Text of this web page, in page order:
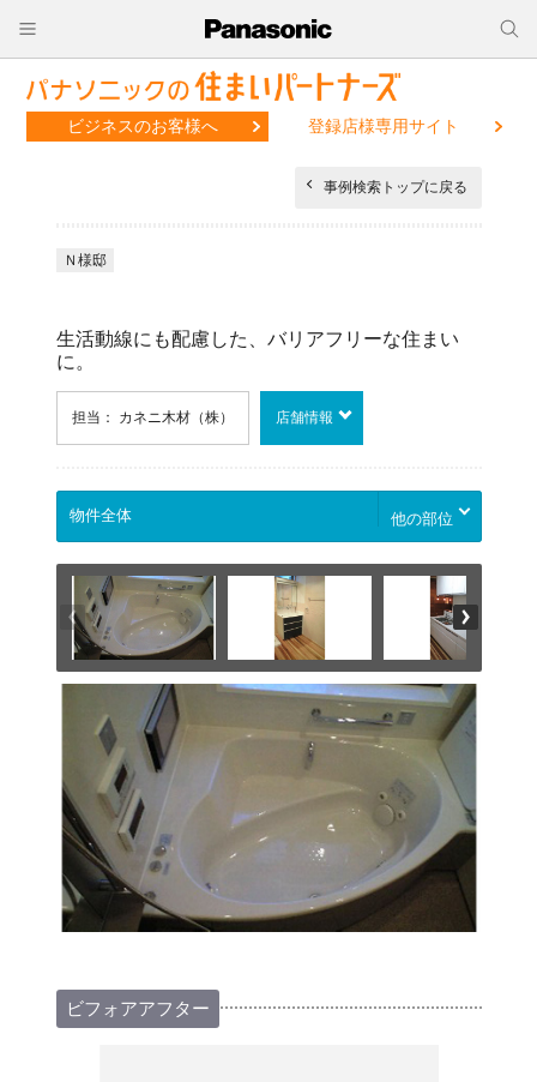
ビジネスのお客様へ 登録店様専用サイト
事例検索トップに戻る
Ｎ様邸
生活動線にも配慮した、バリアフリーな住まい
に。
担当： カネニ木材（株） 店舗情報
他の部位
ビフォアアフター